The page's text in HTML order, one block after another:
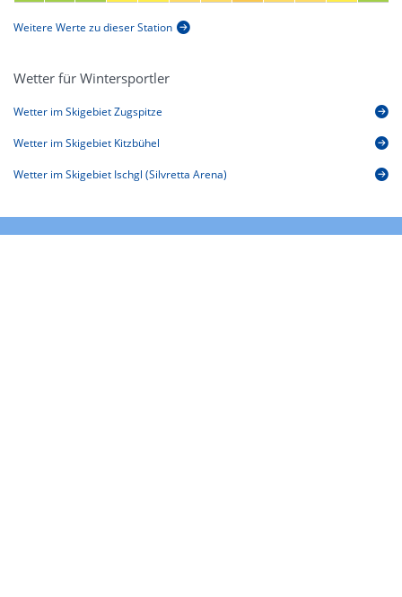
Weitere Werte zu dieser Station
Wetter für Wintersportler
Wetter im Skigebiet Zugspitze
Wetter im Skigebiet Kitzbühel
Wetter im Skigebiet Ischgl (Silvretta Arena)